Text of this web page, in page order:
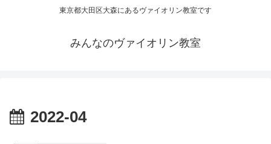
東京都大田区大森にあるヴァイオリン教室です
みんなのヴァイオリン教室
2022-04